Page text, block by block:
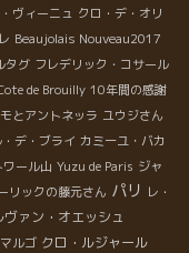
ヴィーニュ クロ・デ・オリ
Beaujolais Nouveau2017
タグ フレデリック・コサール
de Brouilly 10年間の感謝
とアントネッラ ユウジさん
・デ・ブライ カミーユ・バカ
ール山 Yuzu de Paris ジャ
リックの藤元さん パリ レ・
ヴァン・オエッシュ
ルゴ クロ・ルジャール